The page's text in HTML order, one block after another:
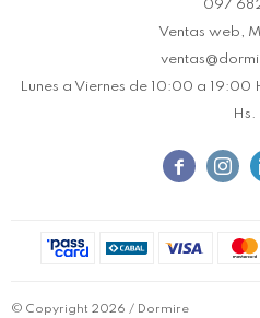
097 682
Ventas web,
Lunes a Viernes de 10:00 a
Hs.
 
© Copyright 2026 / Dormire